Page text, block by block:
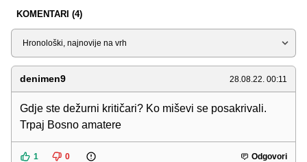
KOMENTARI (4)
Sortiraj
denimen9 28.08.22. 00:11
Gdje ste dežurni kritičari? Ko miševi se posakrivali.
Trpaj Bosno amatere
1 0 Odgovori